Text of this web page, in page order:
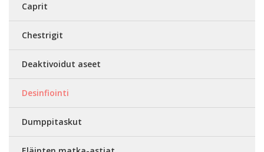
Caprit
Chestrigit
Deaktivoidut aseet
Desinfiointi
Dumppitaskut